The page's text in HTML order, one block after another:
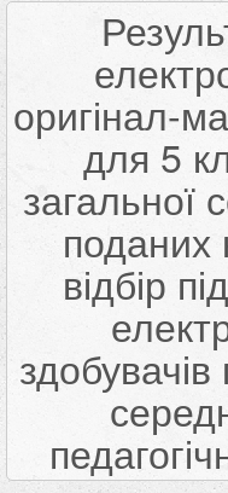
оригінал-
для 5
загальної
поданих
відбір